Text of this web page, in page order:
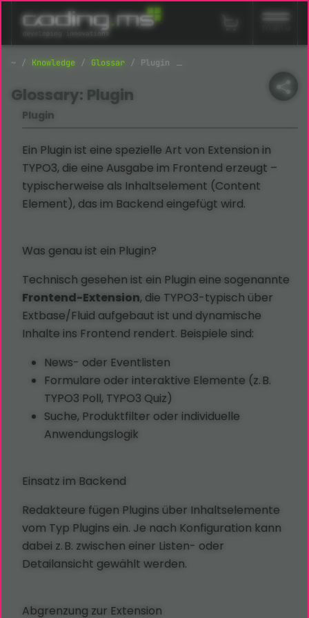
Navigation überspringen
Knowledge Glossar Plugin
Glossary: Plugin
Plugin
Ein Plugin ist eine spezielle Art von Extension in
TYPO3, die eine Ausgabe im Frontend erzeugt –
typischerweise als Inhaltselement (Content
Element), das im Backend eingefügt wird.
Was genau ist ein Plugin?
Technisch gesehen ist ein Plugin eine sogenannte
Frontend-Extension, die TYPO3-typisch über
Extbase/Fluid aufgebaut ist und dynamische
Inhalte ins Frontend rendert. Beispiele sind:
News- oder Eventlisten
Formulare oder interaktive Elemente (z. B.
TYPO3 Poll, TYPO3 Quiz)
Suche, Produktfilter oder individuelle
Anwendungslogik
Einsatz im Backend
Redakteure fügen Plugins über Inhaltselemente
vom Typ Plugins ein. Je nach Konfiguration kann
dabei z. B. zwischen einer Listen- oder
Detailansicht gewählt werden.
Abgrenzung zur Extension